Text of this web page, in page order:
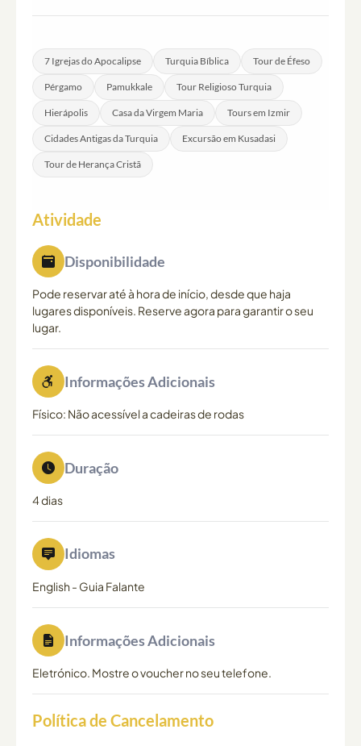
ónix e uma loja de joalharia. Estas fazem normalmente
parte do programa, embora as compras sejam
inteiramente ao seu critério.
7 Igrejas do Apocalipse Turquia Bíblica Tour de Éfeso
Pérgamo Pamukkale Tour Religioso Turquia
Hierápolis Casa da Virgem Maria Tours em Izmir
Cidades Antigas da Turquia Excursão em Kusadasi
Tour de Herança Cristã
Atividade
Disponibilidade
Pode reservar até à hora de início, desde que haja
lugares disponíveis. Reserve agora para garantir o seu
lugar.
Informações Adicionais
Físico: Não acessível a cadeiras de rodas
Duração
4 dias
Idiomas
English - Guia Falante
Informações Adicionais
Eletrónico. Mostre o voucher no seu telefone.
Política de Cancelamento